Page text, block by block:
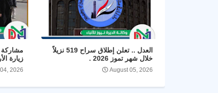
العدل .. تعلن إطلاق سراح 519 نزيلاً
خلال شهر تموز 2026 .
August 05, 2026
مشاركة
زيارة
2026